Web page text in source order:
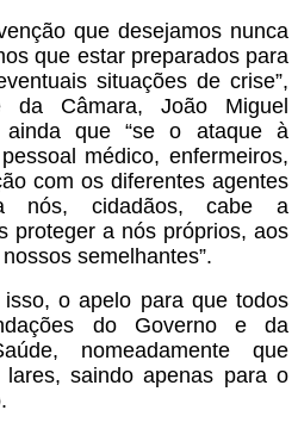
que desejamos nunca
que estar preparados para
situações de crise”,
da Câmara, João Miguel
ainda que “se o ataque à
médico, enfermeiros,
com os diferentes agentes
nós, cidadãos, cabe a
proteger a nós próprios, aos
semelhantes”.
o apelo para que todos
do Governo e da
nomeadamente que
lares, saindo apenas para o